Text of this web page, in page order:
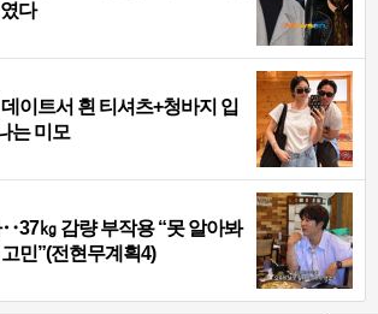
다
이트서 흰 티셔츠+청바지 입
는 미모
㎏ 감량 부작용 “못 알아봐
민”(전현무계획4)